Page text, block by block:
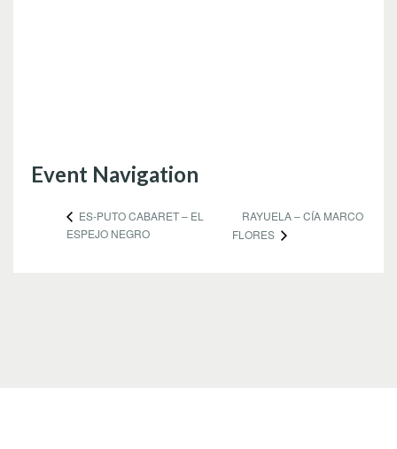
Event Navigation
ES-PUTO CABARET – EL
ESPEJO NEGRO
RAYUELA – CÍA MARCO
FLORES